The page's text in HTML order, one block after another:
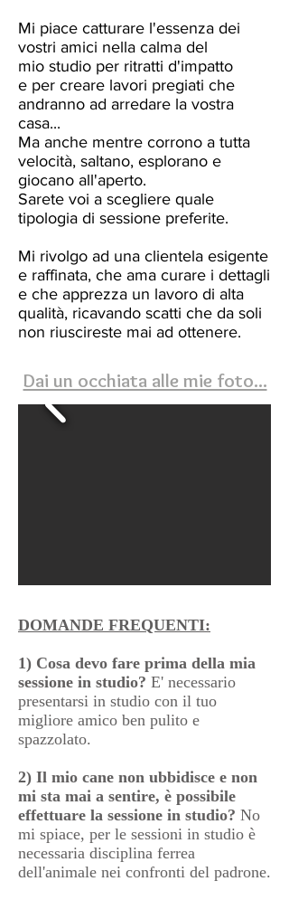
Mi piace catturare l'essenza dei
vostri amici nella calma del
mio studio per ritratti d'impatto
e per creare lavori pregiati che
andranno ad arredare la vostra
casa...
Ma anche mentre corrono a tutta
velocità, saltano, esplorano e
giocano all'aperto.
Sarete voi a scegliere quale
tipologia di sessione preferite.
Mi rivolgo ad una clientela esigente
e raffinata, che ama curare i dettagli
e che apprezza un lavoro di alta
qualità, ricavando scatti che da soli
non riuscireste mai ad ottenere.
Dai un occhiata alle mie foto...
DOMANDE FREQUENTI:
1) Cosa devo fare prima della mia
sessione in studio? E' necessario
presentarsi in studio con il tuo
migliore amico ben pulito e
spazzolato.
2) Il mio cane non ubbidisce e non
mi sta mai a sentire, è possibile
effettuare la sessione in studio? No
mi spiace, per le sessioni in studio è
necessaria disciplina ferrea
dell'animale nei confronti del padrone.